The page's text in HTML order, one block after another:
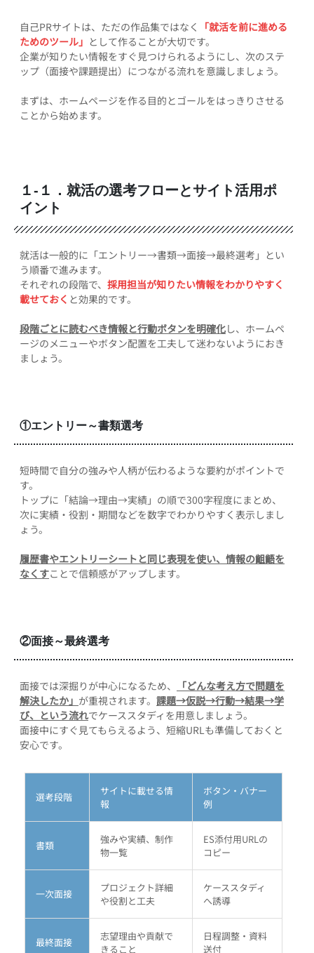
自己PRサイトは、ただの作品集ではなく
「就活を前に進める
ためのツール」 として作ることが大切です。
企業が知りたい情報をすぐ見つけられるようにし、次のステ
ップ（面接や課題提出）につながる流れを意識しましょう。
まずは、ホームページを作る目的とゴールをはっきりさせる
ことから始めます。
１-１．就活の選考フローとサイト活用ポ
イント
就活は一般的に「エントリー→書類→面接→最終選考」とい
う順番で進みます。
それぞれの段階で、 採用担当が知りたい情報をわかりやすく
載せておく と効果的です。
段階ごとに読むべき情報と行動ボタンを明確化し、ホームペ
ージのメニューやボタン配置を工夫して迷わないようにおき
ましょう。
①エントリー～書類選考
短時間で自分の強みや人柄が伝わるような要約がポイントで
す。
トップに「結論→理由→実績」の順で300字程度にまとめ、
次に実績・役割・期間などを数字でわかりやすく表示しまし
ょう。
履歴書やエントリーシートと同じ表現を使い、情報の齟齬を
なくすことで信頼感がアップします。
②面接～最終選考
面接では深掘りが中心になるため、
「どんな考え方で問題を
解決したか」 が重視されます。 課題→仮説→行動→結果→学
び、という流れでケーススタディを用意しましょう。
面接中にすぐ見てもらえるよう、短縮URLも準備しておくと
安心です。
選考段階
サイトに載せる情
報
ボタン・バナー
例
書類
強みや実績、制作
物一覧
ES添付用URLの
コピー
一次面接
プロジェクト詳細
や役割と工夫
ケーススタディ
へ誘導
最終面接
志望理由や貢献で
きること
日程調整・資料
送付